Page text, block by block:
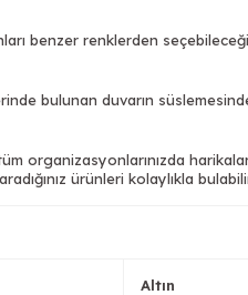
benzer renklerden
bulunan duvarın
organizasyonlarınızda
ürünleri kolaylıkla
Altın